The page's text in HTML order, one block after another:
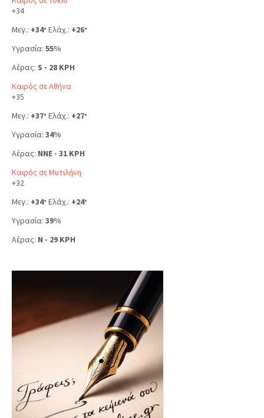
+34
Μεγ.: +34° Ελάχ.: +26°
Υγρασία: 55%
Αέρας: S - 28 KPH
Καιρός σε Αθήνα
+35
Μεγ.: +37° Ελάχ.: +27°
Υγρασία: 34%
Αέρας: NNE - 31 KPH
Καιρός σε Μυτιλήνη
+32
Μεγ.: +34° Ελάχ.: +24°
Υγρασία: 39%
Αέρας: N - 29 KPH